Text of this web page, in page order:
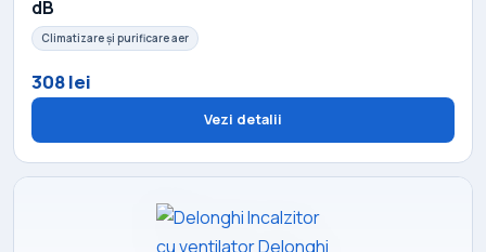
dB
Climatizare și purificare aer
308 lei
Vezi detalii